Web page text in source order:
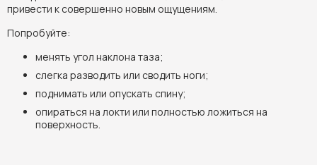
привести к совершенно новым ощущениям.
Попробуйте:
менять угол наклона таза;
слегка разводить или сводить ноги;
поднимать или опускать спину;
опираться на локти или полностью ложиться на
поверхность.